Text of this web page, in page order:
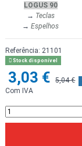
LOGUS 90
→ Teclas
→ Espelhos
Referência: 21101
Stock disponível
3,03 € 5,04 €
Com IVA